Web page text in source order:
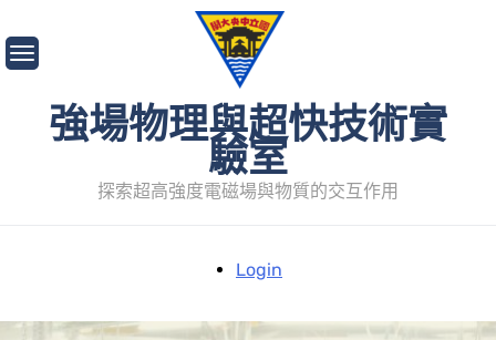
to
content
強場物理與超快技術實
驗室
探索超高強度電磁場與物質的交互作用
Login